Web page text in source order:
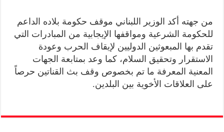
من جهته أكد الوزير اللبناني موقف حكومة بلاده الداعم
للحكومة الشرعية ومواقفها الإيجابية من المبادرات التي
تقدم بها المبعوثين الدوليين لإيقاف الحرب وعودة
الاستقرار وتحقيق السلام، كما وعد بمتابعة الجهات
المعنية المعرفة ما تم بخصوص وقف بث القناتين حرصاً
على العلاقات الأخوية بين البلدين.